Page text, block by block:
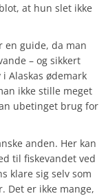
at hun slet ikke
guide, da man
– og sikkert
Alaskas ødemark
ikke stille meget
ubetinget brug for
anden. Her kan
til fiskevandet ved
klare sig selv som
Det er ikke mange,